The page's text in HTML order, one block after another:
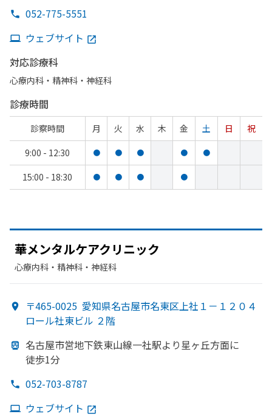
052-775-5551
ウェブサイト
対応診療科
心療内科・​精神科・神経科
診療時間
診察時間 月 火 水 木 金 土 日
祝
9:00 - 12:30
● ● ● ● ●
15:00 - 18:30 ● ● ● ●
華メンタルケアクリニック
心療内科・​精神科・神経科
〒465-0025 愛知県名古屋市名東区上社１－１２０４
ロール社東ビル ２階
名古屋市営地下鉄東山線一社駅より星ヶ丘方面に
徒歩1分
052-703-8787
ウェブサイト